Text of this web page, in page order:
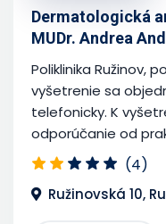
Dermatologická
MUDr. Andrea
Poliklinika Ružinov,
vyšetrenie sa
telefonicky. K
odporúčanie od
(4)
Ružinovská 10,